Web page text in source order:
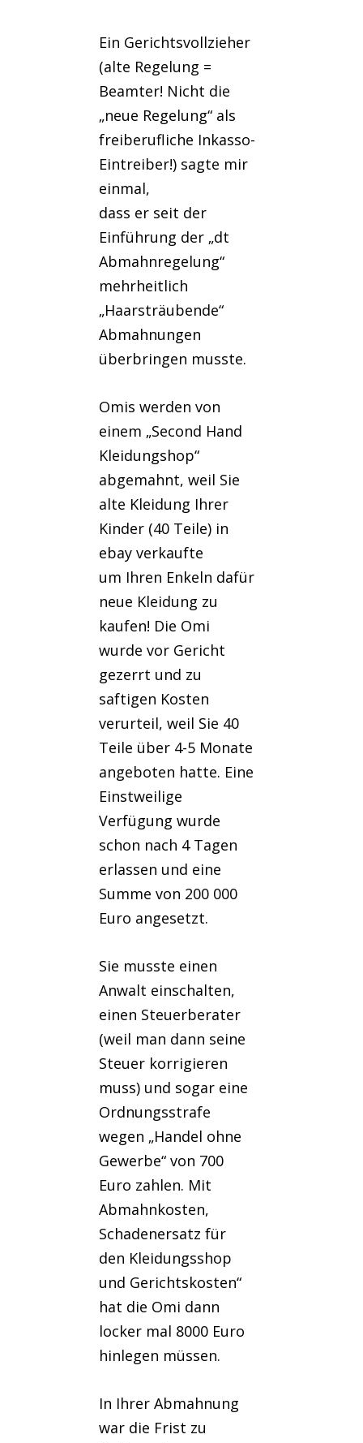
Ein Gerichtsvollzieher
(alte Regelung =
Beamter! Nicht die
„neue Regelung“ als
freiberufliche Inkasso-
Eintreiber!) sagte mir
einmal,
dass er seit der
Einführung der „dt
Abmahnregelung“
mehrheitlich
„Haarsträubende“
Abmahnungen
überbringen musste.
Omis werden von
einem „Second Hand
Kleidungshop“
abgemahnt, weil Sie
alte Kleidung Ihrer
Kinder (40 Teile) in
ebay verkaufte
um Ihren Enkeln dafür
neue Kleidung zu
kaufen! Die Omi
wurde vor Gericht
gezerrt und zu
saftigen Kosten
verurteil, weil Sie 40
Teile über 4-5 Monate
angeboten hatte. Eine
Einstweilige
Verfügung wurde
schon nach 4 Tagen
erlassen und eine
Summe von 200 000
Euro angesetzt.
Sie musste einen
Anwalt einschalten,
einen Steuerberater
(weil man dann seine
Steuer korrigieren
muss) und sogar eine
Ordnungsstrafe
wegen „Handel ohne
Gewerbe“ von 700
Euro zahlen. Mit
Abmahnkosten,
Schadenersatz für
den Kleidungsshop
und Gerichtskosten“
hat die Omi dann
locker mal 8000 Euro
hinlegen müssen.
In Ihrer Abmahnung
war die Frist zu